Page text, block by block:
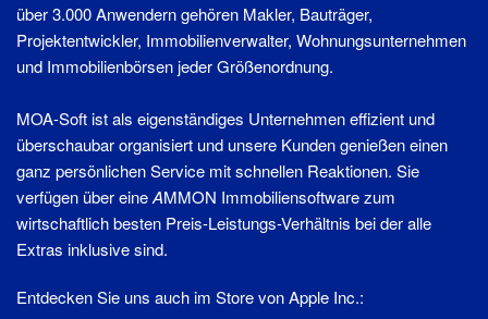
über 3.000 Anwendern gehören Makler, Bauträger,
Projektentwickler, Immobilienverwalter, Wohnungsunternehmen
und Immobilienbörsen jeder Größenordnung.
MOA-Soft ist als eigenständiges Unternehmen effizient und
überschaubar organisiert und unsere Kunden genießen einen
ganz persönlichen Service mit schnellen Reaktionen. Sie
verfügen über eineAMMON Immobiliensoftware zum
wirtschaftlich besten Preis-Leistungs-Verhältnis bei der alle
Extras inklusive sind.
Entdecken Sie uns auch im Store von Apple Inc.: